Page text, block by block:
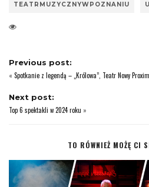
TEATRMUZYCZNYWPOZNANIU
Previous post:
« Spotkanie z legendą – „Królowa”, Teatr Nowy
Next post:
Top 6 spektakli w 2024 roku »
TO RÓWNIEŻ MOŻĘ CI